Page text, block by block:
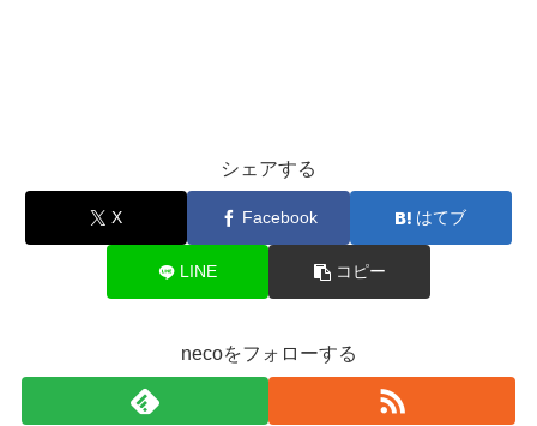
シェアする
X Facebook はてブ
LINE コピー
necoをフォローする